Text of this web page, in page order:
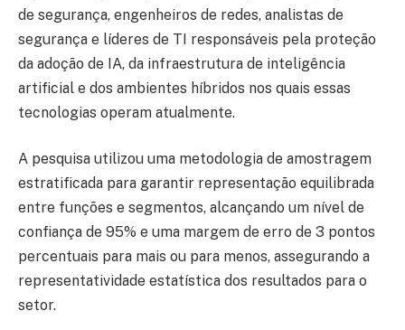
de segurança, engenheiros de redes, analistas de
segurança e líderes de TI responsáveis pela proteção
da adoção de IA, da infraestrutura de inteligência
artificial e dos ambientes híbridos nos quais essas
tecnologias operam atualmente.
A pesquisa utilizou uma metodologia de amostragem
estratificada para garantir representação equilibrada
entre funções e segmentos, alcançando um nível de
confiança de 95% e uma margem de erro de 3 pontos
percentuais para mais ou para menos, assegurando a
representatividade estatística dos resultados para o
setor.